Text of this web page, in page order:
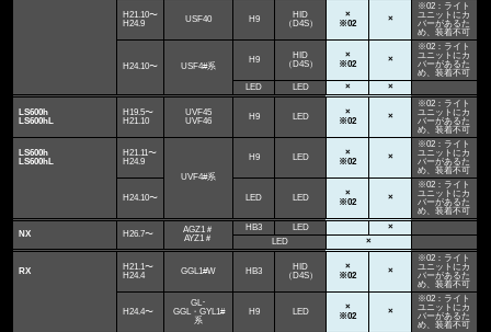
H21.10〜
H24.9
USF40 H9
HID
（D4S）
×
※02
×
※02：ライト
ユニットにカ
バーがあるた
め、装着不可
H24.10〜 USF4#系
H9
HID
（D4S）
×
※02
×
※02：ライト
ユニットにカ
バーがあるた
め、装着不可
LED
LED × ×
LS600h
LS600hL
H19.5〜
H21.10
UVF45
UVF46
H9 LED
×
※02
×
※02：ライト
ユニットにカ
バーがあるた
め、装着不可
LS600h
LS600hL
H21.11〜
H24.9
UVF4#系
H9 LED
×
※02
×
※02：ライト
ユニットにカ
バーがあるた
め、装着不可
H24.10〜 LED LED
×
※02
×
※02：ライト
ユニットにカ
バーがあるた
め、装着不可
NX H26.7〜
AGZ1＃
AYZ1＃
HB3 LED
×
LED
×
RX
H21.1〜
H24.4
GGL1#W HB3
HID
（D4S）
×
※02
×
※02：ライト
ユニットにカ
バーがあるた
め、装着不可
H24.4〜
GL･
GGL・GYL1#
系
H9 LED
×
※02
×
※02：ライト
ユニットにカ
バーがあるた
め、装着不可